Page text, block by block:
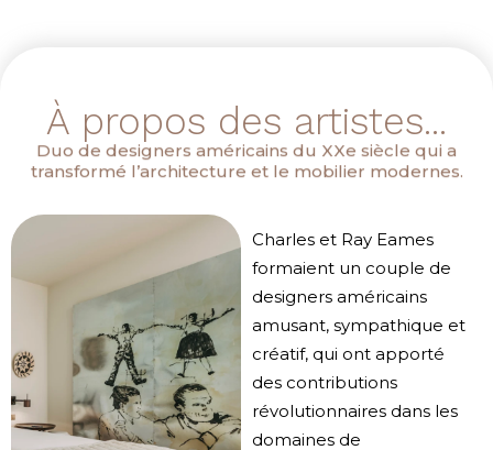
À propos des artistes...
Duo de designers américains du XXe siècle qui a
transformé l’architecture et le mobilier modernes.
Charles et Ray Eames
formaient un couple de
designers américains
amusant, sympathique et
créatif, qui ont apporté
des contributions
révolutionnaires dans les
domaines de